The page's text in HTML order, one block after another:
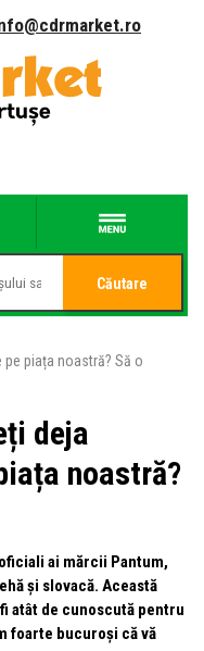
Căutare
pe piața noastră? Să o
deja
noastră?
ai mărcii Pantum,
și slovacă. Această
atât de cunoscută pentru
foarte bucuroși că vă